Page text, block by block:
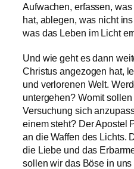
Aufwachen, erfassen,
hat, ablegen, was nicht
was das Leben im Licht
Und wie geht es dann
Christus angezogen hat,
und verlorenen Welt.
untergehen? Womit
Versuchung sich
einem steht? Der Apostel
an die Waffen des Lichts.
die Liebe und das
sollen wir das Böse in